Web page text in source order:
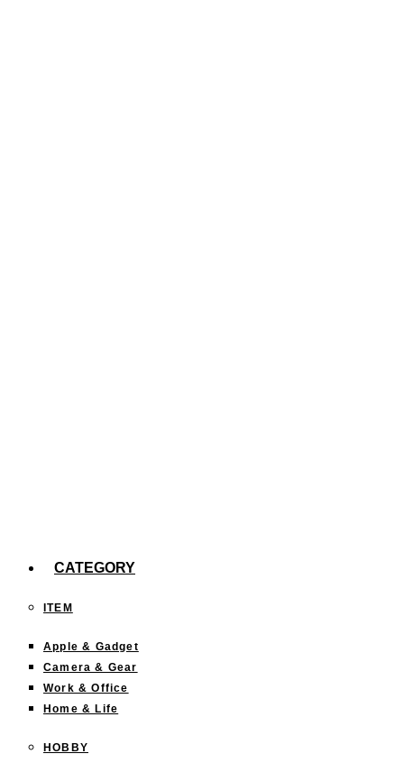
CATEGORY
ITEM
Apple & Gadget
Camera & Gear
Work & Office
Home & Life
HOBBY